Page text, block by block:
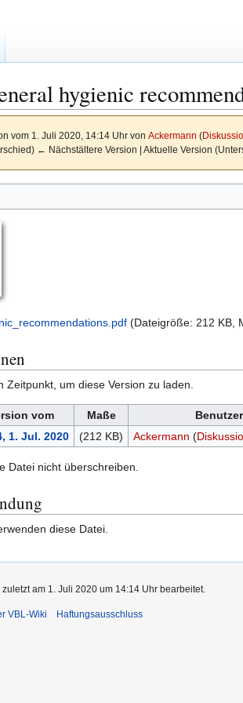
hygienic
vom 1. Juli 2020, 14:14 Uhr von Ackermann (
← Nächstältere Version | Aktuelle Version
(Dateigröße: 212 KB,
Zeitpunkt, um diese Version zu laden.
vom Maße Benutzer
1. Jul. 2020 (212 KB) Ackermann (
Datei nicht überschreiben.
diese Datei.
am 1. Juli 2020 um 14:14 Uhr bearbeitet.
VBL-Wiki Haftungsausschluss